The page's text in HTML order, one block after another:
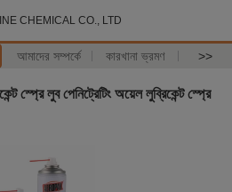
CHEMICAL CO., LTD
আমাদের সম্পর্কে কারখানা ভ্রমণ >>
স্প্রে লুব পেনিট্রেটিং অয়েল লুব্রিকেন্ট স্প্রে